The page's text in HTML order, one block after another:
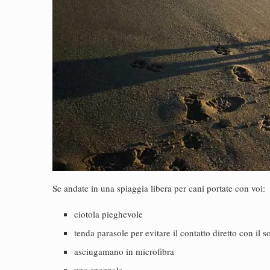
Se andate in una spiaggia libera per cani portate con voi:
ciotola pieghevole
tenda parasole per evitare il contatto diretto con il
asciugamano in microfibra